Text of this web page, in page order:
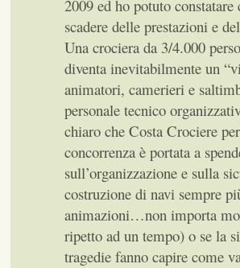
2009 ed ho potuto
scadere delle prestazioni e
Una crociera da 3/4.000
diventa inevitabilmente un
animatori, camerieri e
personale tecnico
chiaro che Costa Crociere
concorrenza è portata a
sull’organizzazione e sulla
costruzione di navi sempre
animazioni…non importa
ripetto ad un tempo) o se la
tragedie fanno capire come